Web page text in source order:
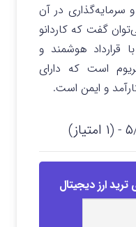
برخی مفاهیم درخصوص ADA و سرمایه‌گذاری در آن
گفت که کاردانو
قرارداد هوشمند و
است که دارای
و ایمن است.
ترید ارز دیجیتال